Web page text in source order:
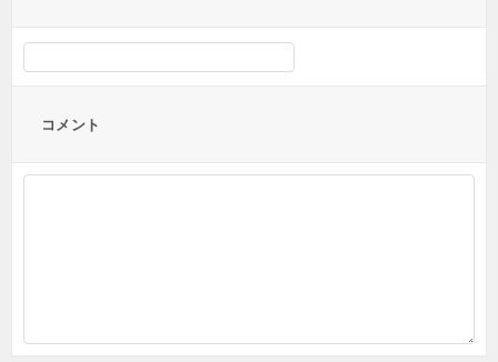
コメント